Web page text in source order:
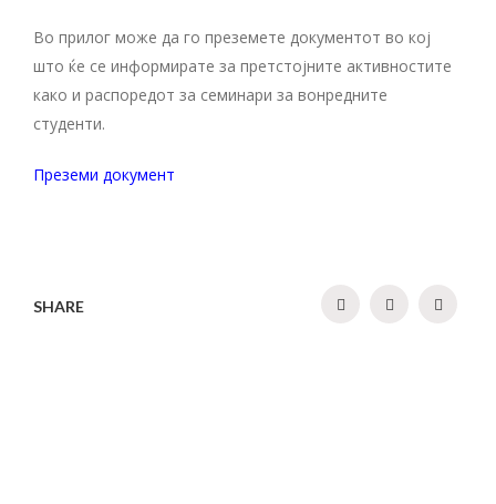
Во прилог може да го преземете документот во кој
што ќе се информирате за претстојните активностите
како и распоредот за семинари за вонредните
студенти.
Преземи документ
SHARE